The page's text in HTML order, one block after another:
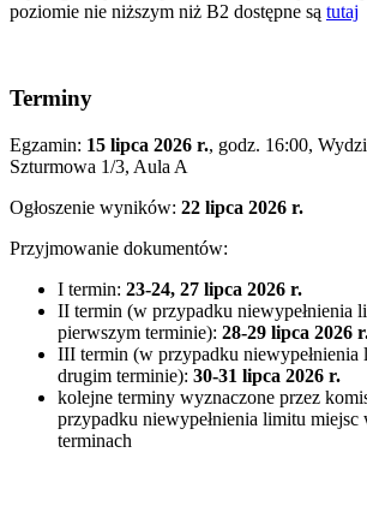
poziomie nie niższym niż B2 dostępne są tutaj
Terminy
Egzamin: 15 lipca 2026 r., godz. 16:00,
Szturmowa 1/3, Aula A
Ogłoszenie wyników: 22 lipca 2026 r.
Przyjmowanie dokumentów:
I termin: 23-24, 27 lipca 2026 r.
II termin (w przypadku niewypełnienia
pierwszym terminie): 28-29 lipca 2026
III termin (w przypadku niewypełnienia
drugim terminie): 30-31 lipca 2026 r.
kolejne terminy wyznaczone przez
przypadku niewypełnienia limitu miejsc
terminach